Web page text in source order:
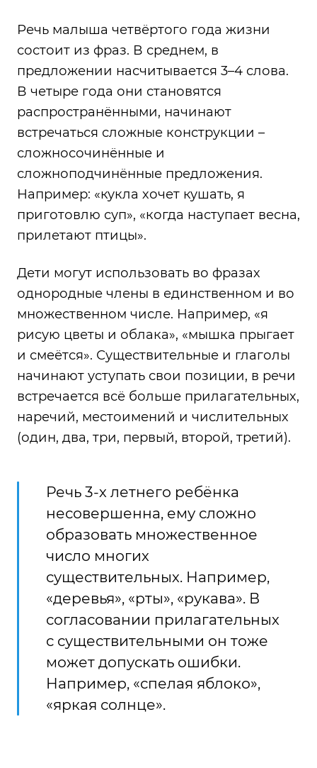
Речь малыша четвёртого года жизни
состоит из фраз. В среднем, в
предложении насчитывается 3–4 слова.
В четыре года они становятся
распространёнными, начинают
встречаться сложные конструкции –
сложносочинённые и
сложноподчинённые предложения.
Например: «кукла хочет кушать, я
приготовлю суп», «когда наступает весна,
прилетают птицы».
Дети могут использовать во фразах
однородные члены в единственном и во
множественном числе. Например, «я
рисую цветы и облака», «мышка прыгает
и смеётся». Существительные и глаголы
начинают уступать свои позиции, в речи
встречается всё больше прилагательных,
наречий, местоимений и числительных
(один, два, три, первый, второй, третий).
Речь 3-х летнего ребёнка
несовершенна, ему сложно
образовать множественное
число многих
существительных. Например,
«деревья», «рты», «рукава». В
согласовании прилагательных
с существительными он тоже
может допускать ошибки.
Например, «спелая яблоко»,
«яркая солнце».